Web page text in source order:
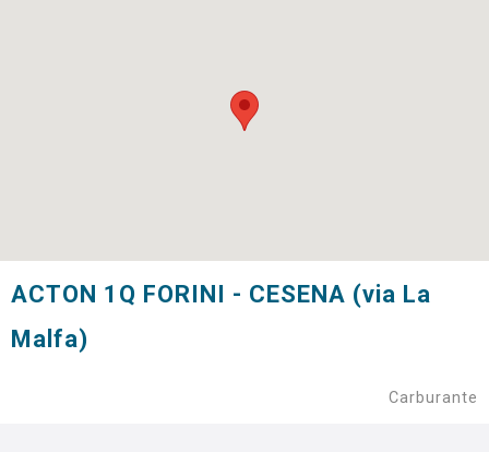
ACTON 1Q FORINI - CESENA (via La
Malfa)
Carburante